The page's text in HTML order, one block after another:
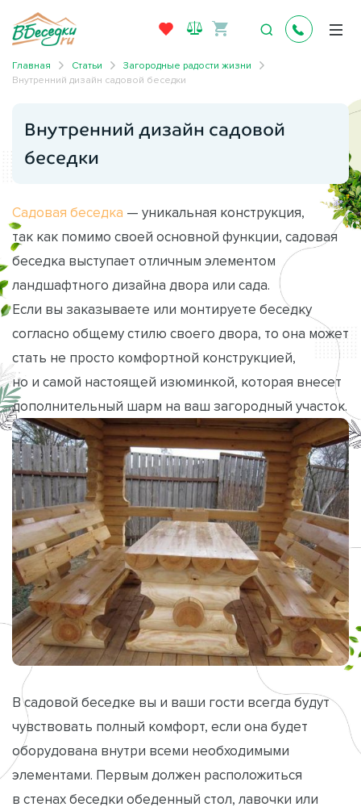
Главная Статьи
Загородные радости жизни
Внутренний дизайн садовой беседки
Внутренний дизайн садовой
беседки
Садовая беседка — уникальная конструкция,
так как помимо своей основной функции, садовая
беседка выступает отличным элементом
ландшафтного дизайна двора или сада.
Если вы заказываете или монтируете беседку
согласно общему стилю своего двора, то она может
стать не просто комфортной конструкцией,
но и самой настоящей изюминкой, которая внесет
дополнительный шарм на ваш загородный участок.
В садовой беседке вы и ваши гости всегда будут
чувствовать полный комфорт, если она будет
оборудована внутри всеми необходимыми
элементами. Первым должен расположиться
в стенах беседки обеденный стол, лавочки или